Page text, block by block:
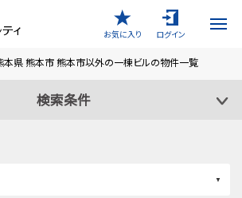
お気に入り
ログイン
本県 熊本市 熊本市以外の一棟ビルの物件一覧
検索条件